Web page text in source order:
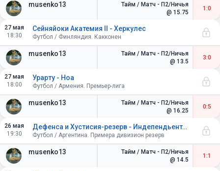
musenko13
Тайм / Матч - П2/Ничья
@ 15.75
1:0
27 мая
18:30
musenko13
Сейняйоки Акатемия II - Херкулес
Футбол / Финляндия. Какконен
Тайм / Матч - П2/Ничья
@ 13.5
3:0
27 мая
18:00
musenko13
Урарту - Ноа
Футбол / Армения. Премьер-лига
Тайм / Матч - П2/Ничья
@ 16.25
0:5
26 мая
19:30
musenko13
Дефенса и Хустисия-резерв - Индепендьенте Авельянеда-резерв
Футбол / Аргентина. Примера дивизион резерв
Тайм / Матч - П2/Ничья
@ 14.5
1:1